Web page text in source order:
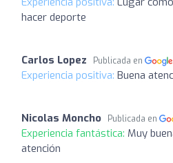
hacer deporte
Carlos Lopez Publicada en
Experiencia positiva: Buena
Nicolas Moncho Publicada en
Experiencia fantástica: Muy
atención